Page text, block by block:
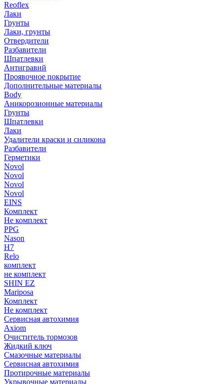
Reoflex
Лаки
Грунты
Лаки, грунты
Отвердители
Разбавители
Шпатлевки
Антигравий
Проявочное покрытие
Дополнительные материалы
Body
Аникорозионные материалы
Грунты
Шпатлевки
Лаки
Удалители краски и силикона
Разбавители
Герметики
Novol
Novol
Novol
Novol
EINS
Комплект
Не комплект
PPG
Nason
H7
Relo
комплект
не комплект
SHIN EZ
Mariposa
Комплект
Не комплект
Сервисная автохимия
Axiom
Очиститель тормозов
Жидкий ключ
Смазочные материалы
Сервисная автохимия
Протирочные материалы
Укрывочные материалы